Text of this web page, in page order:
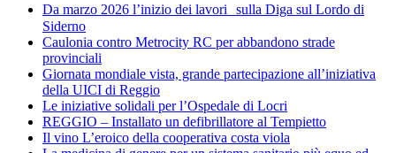
Da marzo 2026 l’inizio dei lavori sulla Diga sul Lordo di
Siderno
Caulonia contro Metrocity RC per abbandono strade
provinciali
Giornata mondiale vista, grande partecipazione all’iniziativa
della UICI di Reggio
Le iniziative solidali per l’Ospedale di Locri
REGGIO – Installato un defibrillatore al Tempietto
Il vino L’eroico della cooperativa costa viola